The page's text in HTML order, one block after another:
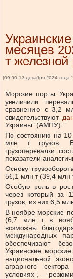
месяцев
​​т железной
[09:50 13 декабря 2024 года ]
Морские порты
увеличили
сравнению с 3,2
свидетельствуют
Украины” (АМПУ).
По состоянию на 10
млн т грузов. В
грузоперевалки
показатели
Основу
56,1 млн т (39,4 млн
Особую роль в
через который за
грузов, из них 6,5
В ноябре морские
(6,7 млн ​​т в
возможны
международных
обеспечивают
Украинские
национальной
аграрного
условиях”, —